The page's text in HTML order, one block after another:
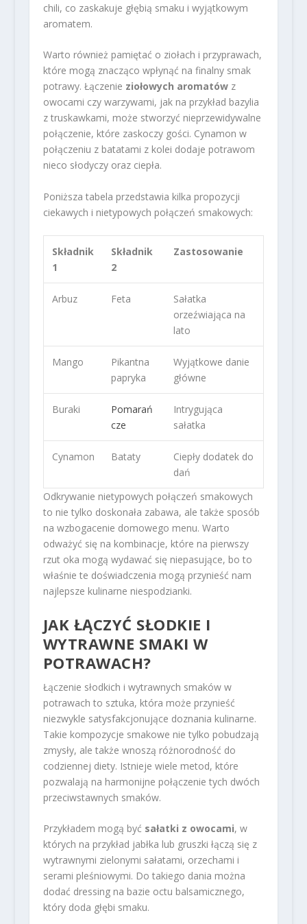
chili, co zaskakuje głębią smaku i wyjątkowym
aromatem.
Warto również pamiętać o ziołach i przyprawach,
które mogą znacząco wpłynąć na finalny smak
potrawy. Łączenie ziołowych aromatówz
owocami czy warzywami, jak na przykład bazylia
z truskawkami, może stworzyć nieprzewidywalne
połączenie, które zaskoczy gości. Cynamon w
połączeniu z batatami z kolei dodaje potrawom
nieco słodyczy oraz ciepła.
Poniższa tabela przedstawia kilka propozycji
ciekawych i nietypowych połączeń smakowych:
Składnik
1
Składnik
2
Zastosowanie
Arbuz Feta
Sałatka
orzeźwiająca na
lato
Mango
Pikantna
papryka
Wyjątkowe danie
główne
Buraki
Pomarań
cze
Intrygująca
sałatka
Cynamon Bataty
Ciepły dodatek do
dań
Odkrywanie nietypowych połączeń smakowych
to nie tylko doskonała zabawa, ale także sposób
na wzbogacenie domowego menu. Warto
odważyć się na kombinacje, które na pierwszy
rzut oka mogą wydawać się niepasujące, bo to
właśnie te doświadczenia mogą przynieść nam
najlepsze kulinarne niespodzianki.
JAK ŁĄCZYĆ SŁODKIE I
WYTRAWNE SMAKI W
POTRAWACH?
Łączenie słodkich i wytrawnych smaków w
potrawach to sztuka, która może przynieść
niezwykle satysfakcjonujące doznania kulinarne.
Takie kompozycje smakowe nie tylko pobudzają
zmysły, ale także wnoszą różnorodność do
codziennej diety. Istnieje wiele metod, które
pozwalają na harmonijne połączenie tych dwóch
przeciwstawnych smaków.
Przykładem mogą być sałatki z owocami, w
których na przykład jabłka lub gruszki łączą się z
wytrawnymi zielonymi sałatami, orzechami i
serami pleśniowymi. Do takiego dania można
dodać dressing na bazie octu balsamicznego,
który doda głębi smaku.